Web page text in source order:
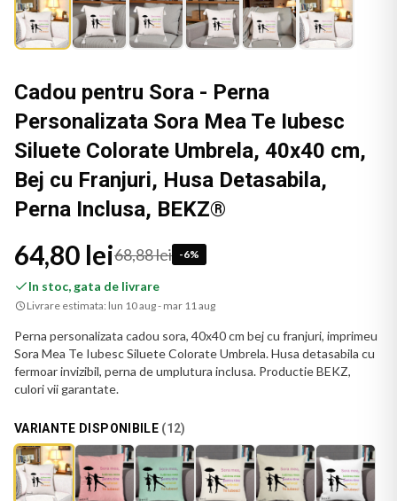
Cadou pentru Sora - Perna
Personalizata Sora Mea Te Iubesc
Siluete Colorate Umbrela, 40x40 cm,
Bej cu Franjuri, Husa Detasabila,
Perna Inclusa, BEKZ®
64,80 lei68,88 lei -6%
In stoc, gata de livrare
Livrare estimata: lun 10 aug - mar 11 aug
Perna personalizata cadou sora, 40x40 cm bej cu franjuri, imprimeu
Sora Mea Te Iubesc Siluete Colorate Umbrela. Husa detasabila cu
fermoar invizibil, perna de umplutura inclusa. Productie BEKZ,
culori vii garantate.
VARIANTE DISPONIBILE (12)